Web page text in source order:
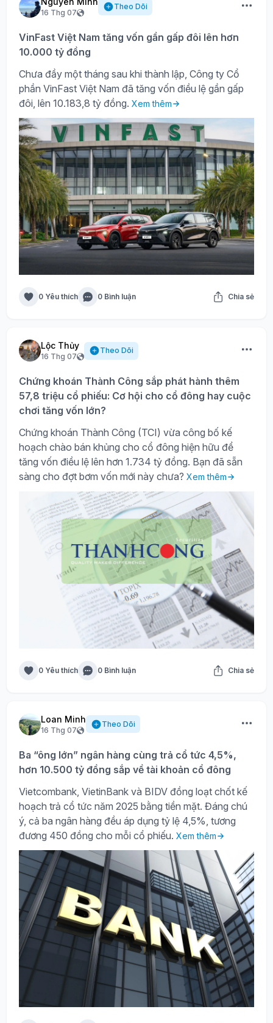
16 Thg 07
Theo Dõi
VinFast Việt Nam tăng vốn gần gấp đôi lên hơn
10.000 tỷ đồng
Chưa đầy một tháng sau khi thành lập, Công ty Cổ
phần VinFast Việt Nam đã tăng vốn điều lệ gần gấp
đôi, lên 10.183,8 tỷ đồng. Xem thêm
0 Yêu thích 0 Bình luận Chia sẻ
Lộc Thủy
16 Thg 07
Theo Dõi
Chứng khoán Thành Công sắp phát hành thêm
57,8 triệu cổ phiếu: Cơ hội cho cổ đông hay cuộc
chơi tăng vốn lớn?
Chứng khoán Thành Công (TCI) vừa công bố kế
hoạch chào bán khủng cho cổ đông hiện hữu để
tăng vốn điều lệ lên hơn 1.734 tỷ đồng. Bạn đã sẵn
sàng cho đợt bơm vốn mới này chưa? Xem thêm
0 Yêu thích 0 Bình luận Chia sẻ
Loan Minh
16 Thg 07
Theo Dõi
Ba “ông lớn” ngân hàng cùng trả cổ tức 4,5%,
hơn 10.500 tỷ đồng sắp về tài khoản cổ đông
Vietcombank, VietinBank và BIDV đồng loạt chốt kế
hoạch trả cổ tức năm 2025 bằng tiền mặt. Đáng chú
ý, cả ba ngân hàng đều áp dụng tỷ lệ 4,5%, tương
đương 450 đồng cho mỗi cổ phiếu. Xem thêm